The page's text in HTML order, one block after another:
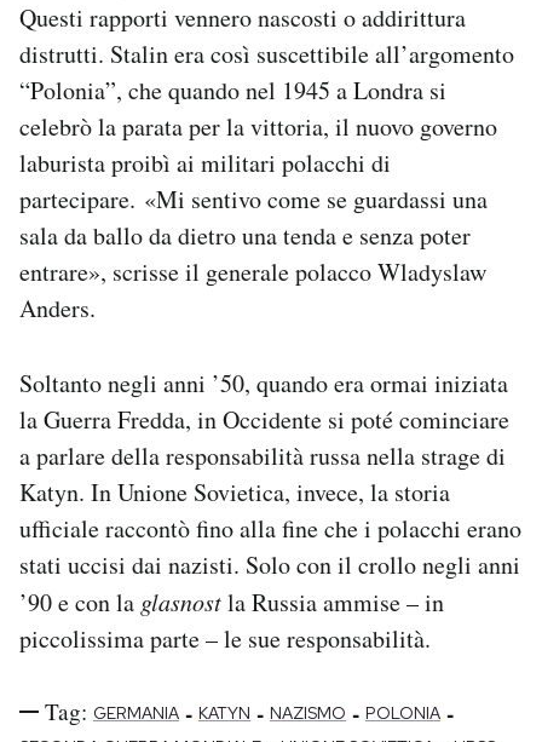
Questi rapporti vennero nascosti o addirittura
distrutti. Stalin era così suscettibile all’argomento
“Polonia”, che quando nel 1945 a Londra si
celebrò la parata per la vittoria, il nuovo governo
laburista proibì ai militari polacchi di
partecipare. «Mi sentivo come se guardassi una
sala da ballo da dietro una tenda e senza poter
entrare», scrisse il generale polacco Wladyslaw
Anders.
Soltanto negli anni ’50, quando era ormai iniziata
la Guerra Fredda, in Occidente si poté cominciare
a parlare della responsabilità russa nella strage di
Katyn. In Unione Sovietica, invece, la storia
ufficiale raccontò fino alla fine che i polacchi erano
stati uccisi dai nazisti. Solo con il crollo negli anni
’90 e con la glasnostla Russia ammise – in
piccolissima parte – le sue responsabilità.
Tag: GERMANIA - KATYN - NAZISMO - POLONIA -